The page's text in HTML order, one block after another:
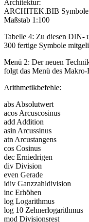
Architektur:
ARCHITEK.BIB Symbole
Maßstab 1:100
Tabelle 4: Zu diesen DIN-
300 fertige Symbole
Menü 2: Der neuen
folgt das Menü des Makro-
Arithmetikbefehle:
abs Absolutwert
acos Arcuscosinus
add Addition
asin Arcussinus
atn Arcustangens
cos Cosinus
dec Erniedrigen
div Division
even Gerade
idiv Ganzzahldivision
inc Erhöhen
log Logarithmus
log 10 Zehnerlogarithmus
mod Divisionsrest